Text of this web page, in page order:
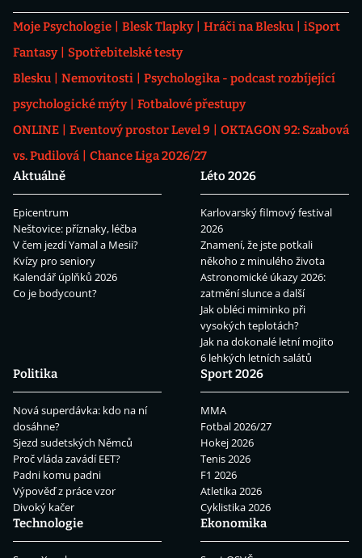
Moje Psychologie Blesk Tlapky Hráči na Blesku
iSport
Fantasy
Spotřebitelské testy
Blesku
Nemovitosti
Psychologika - podcast rozbíjející
psychologické mýty
Fotbalové přestupy
ONLINE
Eventový prostor Level 9
OKTAGON 92: Szabová
vs. Pudilová
Chance Liga 2026/27
Aktuálně
Epicentrum
Neštovice: příznaky, léčba
V čem jezdí Yamal a Mesii?
Kvízy pro seniory
Kalendář úplňků 2026
Co je bodycount?
Léto 2026
Karlovarský filmový festival
2026
Znamení, že jste potkali
někoho z minulého života
Astronomické úkazy 2026:
zatmění slunce a další
Jak obléci miminko při
vysokých teplotách?
Jak na dokonalé letní mojito
6 lehkých letních salátů
Politika
Nová superdávka: kdo na ní
dosáhne?
Sjezd sudetských Němců
Proč vláda zavádí EET?
Padni komu padni
Výpověď z práce vzor
Divoký kačer
Sport 2026
MMA
Fotbal 2026/27
Hokej 2026
Tenis 2026
F1 2026
Atletika 2026
Cyklistika 2026
Technologie
Ekonomika